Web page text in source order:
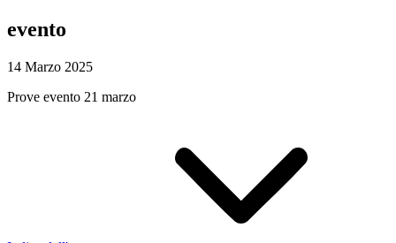
evento
14 Marzo 2025
Prove evento 21 marzo